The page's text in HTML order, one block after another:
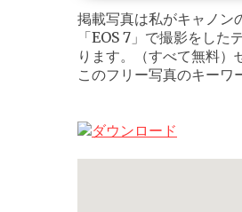
掲載写真は私がキャノン
「EOS 7」で撮影をし
ります。（すべて無料）
このフリー写真のキーワ